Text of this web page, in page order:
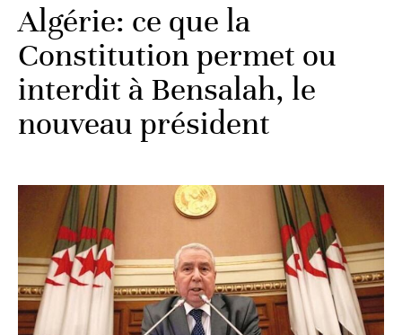
Algérie: ce que la
Constitution permet ou
interdit à Bensalah, le
nouveau président